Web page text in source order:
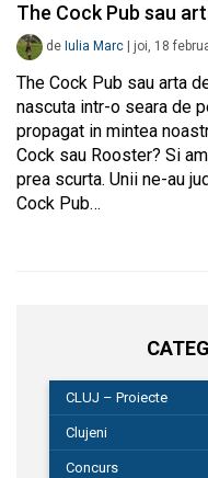
The Cock Pub sau
de Iulia Marc joi, 18
The Cock Pub sau arta
nascuta intr-o seara de
propagat in mintea
Cock sau Rooster? Si
prea scurta. Unii ne-au
Cock Pub…
CLUJ – Proiecte
Clujeni
Concurs